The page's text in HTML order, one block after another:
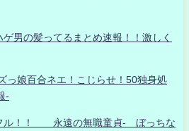
男の髪ってるまとめ速報！！激しく
っ娘百合ネエ！こじらせ！50独身処
-
ル！！ 永遠の無職童貞- ぼっちな